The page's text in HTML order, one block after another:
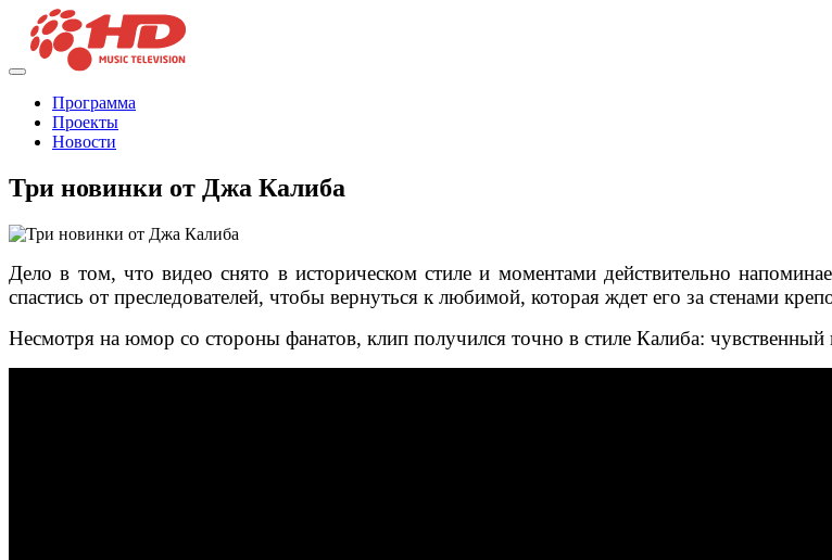
Программа
Проекты
Новости
Три новинки от Джа Калиба
Дело в том, что видео снято в историческом стиле и моментами действительно
спастись от преследователей, чтобы вернуться к любимой, которая ждет его за стенами
Несмотря на юмор со стороны фанатов, клип получился точно в стиле Калиба: чувственный